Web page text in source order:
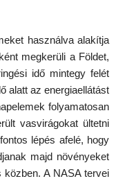
használva alakítja
megkerüli a Földet,
idő mintegy felét
alatt az energiaellátást
folyamatosan
vasvirágokat ültetni
lépés afelé, hogy
majd növényeket
A NASA tervei